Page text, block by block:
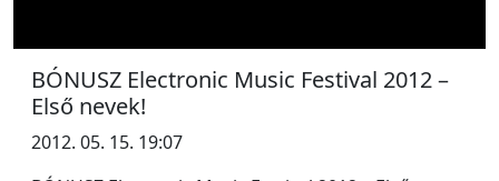
BÓNUSZ Electronic Music Festival 2012 –
Első nevek!
2012. 05. 15. 19:07